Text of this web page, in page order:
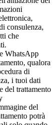
consulenza,
che
WhatsApp
qualora
di
i tuoi dati
del trattamento
del
potrà